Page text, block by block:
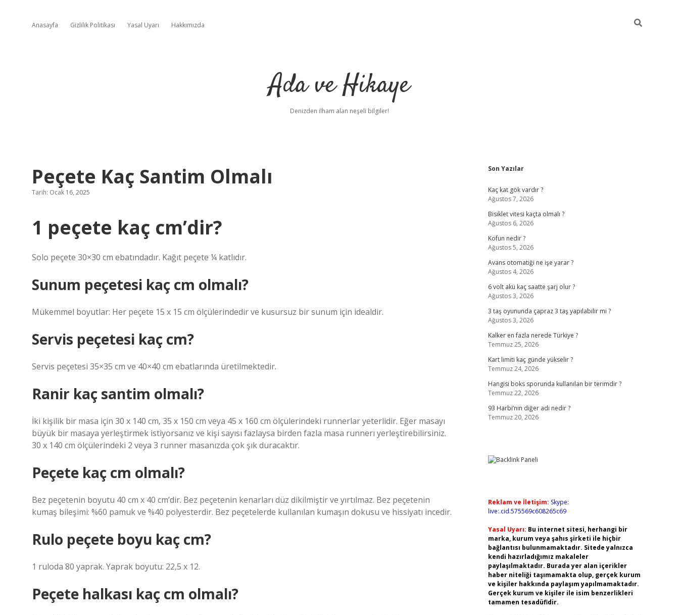
Anasayfa Gizlilik Politikası Yasal Uyarı Hakkımızda
Ada ve Hikaye
Denizden ilham alan neşeli bilgiler!
Peçete Kaç Santim Olmalı
Tarih: Ocak 16, 2025
1 peçete kaç cm’dir?
Solo peçete 30×30 cm ebatındadır. Kağıt peçete ¼ katlıdır.
Sunum peçetesi kaç cm olmalı?
Mükemmel boyutlar: Her peçete 15 x 15 cm ölçülerindedir ve kusursuz bir sunum için idealdir.
Servis peçetesi kaç cm?
Servis peçetesi 35×35 cm ve 40×40 cm ebatlarında üretilmektedir.
Ranir kaç santim olmalı?
İki kişilik bir masa için 30 x 140 cm, 35 x 150 cm veya 45 x 160 cm ölçülerindeki runnerlar yeterlidir. Eğer masayı
büyük bir masaya yerleştirmek istiyorsanız ve kişi sayısı fazlaysa birden fazla masa runnerı yerleştirebilirsiniz.
30 x 140 cm ölçülerindeki 2 veya 3 runner masanızda çok şık duracaktır.
Peçete kaç cm olmalı?
Bez peçetenin boyutu 40 cm x 40 cm’dir. Bez peçetenin kenarları düz dikilmiştir ve yırtılmaz. Bez peçetenin
kumaş bileşimi: %60 pamuk ve %40 polyesterdir. Bez peçetelerde kullanılan kumaşın dokusu ve hissiyatı incedir.
Rulo peçete boyu kaç cm?
1 ruloda 80 yaprak. Yaprak boyutu: 22,5 x 12.
Peçete halkası kaç cm olmalı?
Sidebar
Son Yazılar
Kaç kat gök vardır ?
Ağustos 7, 2026
Bisiklet vitesi kaçta olmalı ?
Ağustos 6, 2026
Kofun nedir ?
Ağustos 5, 2026
Avans otomatiği ne işe yarar ?
Ağustos 4, 2026
6 volt akü kaç saatte şarj olur ?
Ağustos 3, 2026
3 taş oyununda çapraz 3 taş yapılabilir mi ?
Ağustos 3, 2026
Kalker en fazla nerede Türkiye ?
Temmuz 25, 2026
Kart limiti kaç günde yükselir ?
Temmuz 24, 2026
Hangisi boks sporunda kullanılan bir terimdir ?
Temmuz 22, 2026
93 Harbi’nin diğer adı nedir ?
Temmuz 20, 2026
Reklam ve İletişim: Skype:
live:.cid.575569c608265c69
Yasal Uyarı: Bu internet sitesi, herhangi bir
marka, kurum veya şahıs şirketi ile hiçbir
bağlantısı bulunmamaktadır. Sitede yalnızca
kendi hazırladığımız makaleler
paylaşılmaktadır. Burada yer alan içerikler
haber niteliği taşımamakta olup, gerçek kurum
ve kişiler hakkında paylaşım yapılmamaktadır.
Gerçek kurum ve kişiler ile isim benzerlikleri
tamamen tesadüfidir.